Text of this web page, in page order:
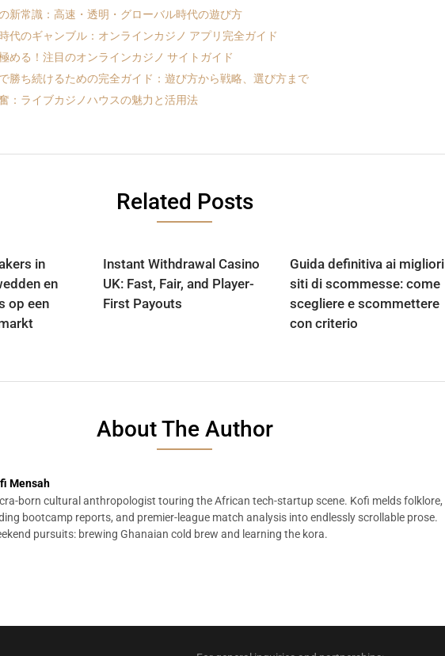
新常識：高速・透明・グローバル時代の遊び方
代のギャンブル：オンラインカジノ アプリ完全ガイド
める！注目のオンラインカジノ サイトガイド
勝ち続けるための完全ガイド：遊び方から戦略、選び方まで
：ライブカジノハウスの魅力と活用法
Related Posts
in
en
op een
Instant Withdrawal Casino
UK: Fast, Fair, and Player-
First Payouts
Guida definitiva ai migliori
siti di scommesse: come
scegliere e scommettere
con criterio
About The Author
Mensah
born cultural anthropologist touring the African tech-startup scene. Kofi melds folklore,
bootcamp reports, and premier-league match analysis into endlessly scrollable prose.
pursuits: brewing Ghanaian cold brew and learning the kora.